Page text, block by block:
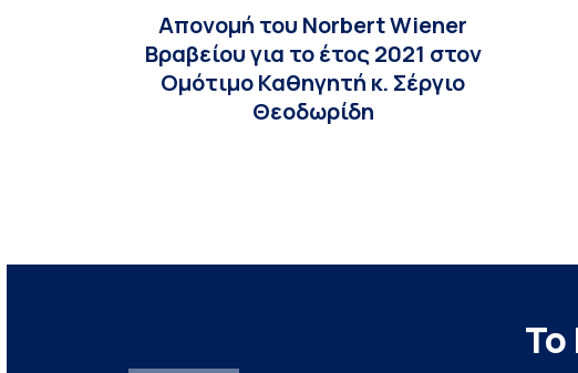
Απονομή του Norbert Wiener
Βραβείου για το έτος 2021 στον
Ομότιμο Καθηγητή κ. Σέργιο
Θεοδωρίδη
Το